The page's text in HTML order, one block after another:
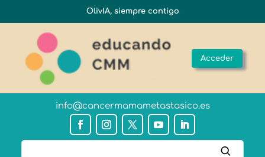
OlivIA, siempre contigo
Acceder
info@cancermamametastasico.es